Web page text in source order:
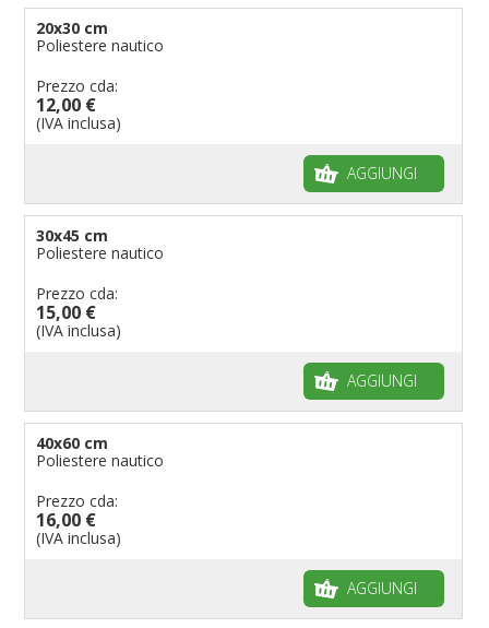
Bandiere per enti pubblici
Bandiere per ambasciate
Bandiere per riserve naturali e parchi
Bandiere per musicisti
pennoni per bandiere
20x30 cm
Poliestere nautico
Prezzo cda:
12,00 €
(IVA inclusa)
AGGIUNGI
30x45 cm
Poliestere nautico
Prezzo cda:
15,00 €
(IVA inclusa)
AGGIUNGI
40x60 cm
Poliestere nautico
Prezzo cda:
16,00 €
(IVA inclusa)
AGGIUNGI